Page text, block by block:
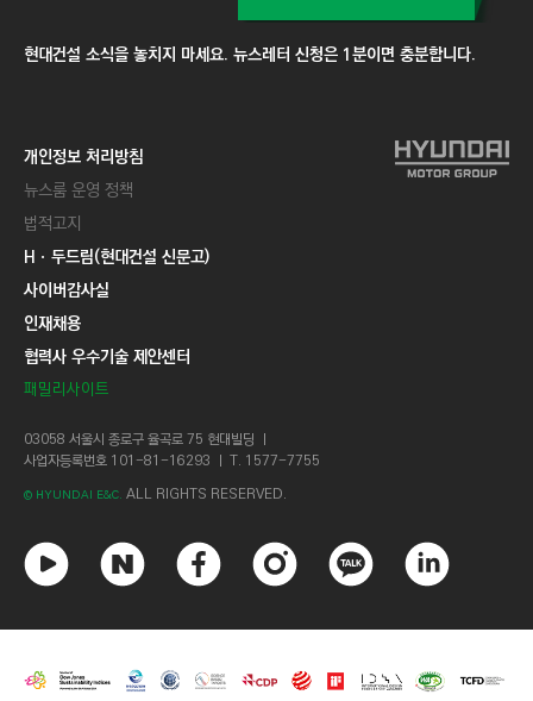
현대건설 소식을 놓치지 마세요. 뉴스레터 신청은 1분이면 충분합니다.
개인정보 처리방침
뉴스룸 운영 정책
법적고지
Hㆍ두드림(현대건설 신문고)
사이버감사실
인재채용
협력사 우수기술 제안센터
패밀리사이트
03058 서울시 종로구 율곡로 75 현대빌딩 ㅣ
사업자등록번호 101-81-16293 ㅣ T. 1577-7755
© HYUNDAI E&C. ALL RIGHTS RESERVED.
튜
브
이
이
스
스
타
카
오
크
드